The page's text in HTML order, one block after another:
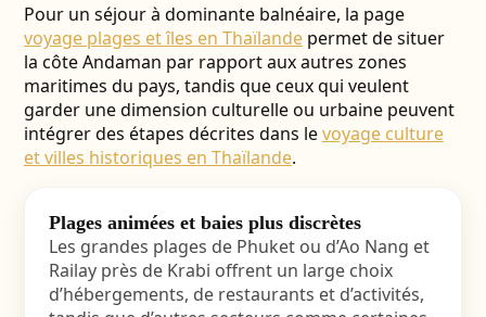
Pour un séjour à dominante balnéaire, la page
voyage plages et îles en Thaïlandepermet de situer
la côte Andaman par rapport aux autres zones
maritimes du pays, tandis que ceux qui veulent
garder une dimension culturelle ou urbaine peuvent
intégrer des étapes décrites dans levoyage culture
et villes historiques en Thaïlande.
Plages animées et baies plus discrètes
Les grandes plages de Phuket ou d’Ao Nang et
Railay près de Krabi offrent un large choix
d’hébergements, de restaurants et d’activités,